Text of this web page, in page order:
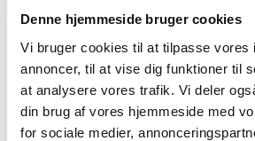
Denne hjemmeside bruger cookies
Vi bruger cookies til at tilpasse vores
annoncer, til at vise dig funktioner til
at analysere vores trafik. Vi deler
din brug af vores hjemmeside med
for sociale medier,
Mobil: +45 31521240
Mail: pernilleegholm@live.dk
Alle er velkomne – uanset om du
komme i kirke eller ej. Tag din
og kom og vær med til at fylde
sang og smil.